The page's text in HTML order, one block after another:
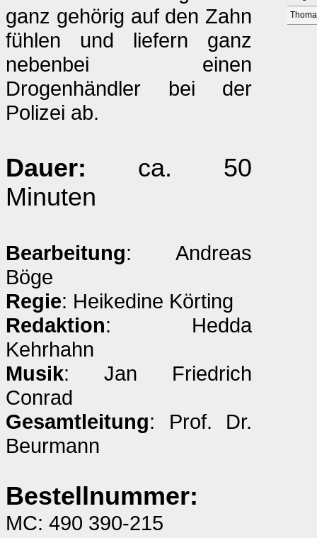
ganz gehörig auf den Zahn
fühlen und liefern ganz
nebenbei einen
Drogenhändler bei der
Polizei ab.
Dauer: ca. 50
Minuten
Bearbeitung: Andreas
Böge
Regie: Heikedine Körting
Redaktion: Hedda
Kehrhahn
Musik: Jan Friedrich
Conrad
Gesamtleitung: Prof. Dr.
Beurmann
Bestellnummer:
MC: 490 390-215